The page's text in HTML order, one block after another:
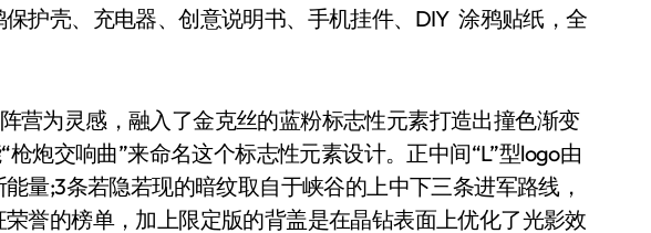
护壳、充电器、创意说明书、手机挂件、DIY 涂鸦贴纸，全
为灵感，融入了金克丝的蓝粉标志性元素打造出撞色渐变
炮交响曲”来命名这个标志性元素设计。正中间“L”型logo由
量;3条若隐若现的暗纹取自于峡谷的上中下三条进军路线，
誉的榜单，加上限定版的背盖是在晶钻表面上优化了光影效